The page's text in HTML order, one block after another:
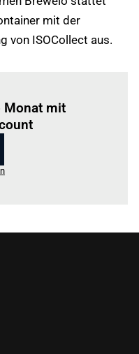
mit der
von ISOCollect aus.
Monat mit